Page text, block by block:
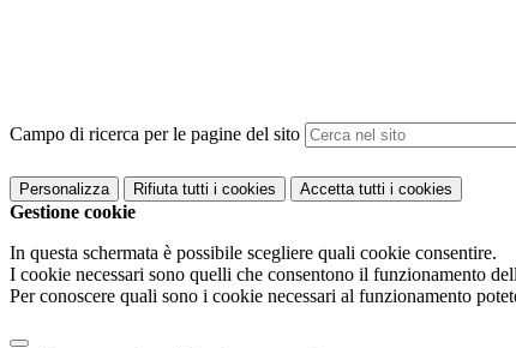
Campo di ricerca per le pagine del sito
Personalizza Rifiuta tutti i cookies Accetta tutti i cookies
Gestione cookie
In questa schermata è possibile scegliere quali cookie consentire.
I cookie necessari sono quelli che consentono il funzionamento
Per conoscere quali sono i cookie necessari al funzionamento